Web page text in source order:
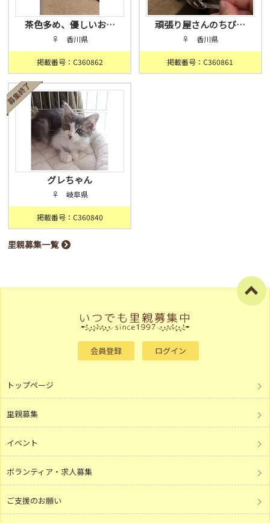
茶色多め、優しいお…
♀ 香川県
掲載番号：C360862
頑張り屋さんのちび…
♀ 香川県
掲載番号：C360861
グレちゃん
♀ 岐阜県
掲載番号：C360840
里親募集一覧
会員登録 ログイン
トップページ
里親募集
イベント
ボランティア・求人募集
ご支援のお願い